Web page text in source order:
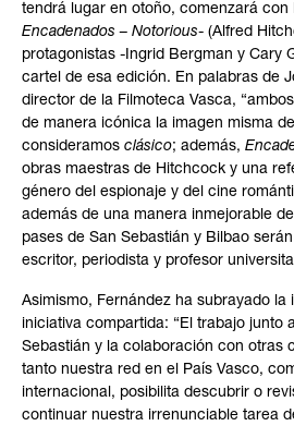
tendrá lugar en otoño, comenzará con
Encadenados – Notorious- (Alfred
protagonistas -Ingrid Bergman y Cary
cartel de esa edición. En palabras de
director de la Filmoteca Vasca,
de manera icónica la imagen misma
consideramos clásico; además,
obras maestras de Hitchcock y una
género del espionaje y del cine
además de una manera inmejorable
pases de San Sebastián y Bilbao
escritor, periodista y profesor
Asimismo, Fernández ha subrayado la
iniciativa compartida: “El trabajo junto
Sebastián y la colaboración con otras
tanto nuestra red en el País Vasco,
internacional, posibilita descubrir o
continuar nuestra irrenunciable tarea